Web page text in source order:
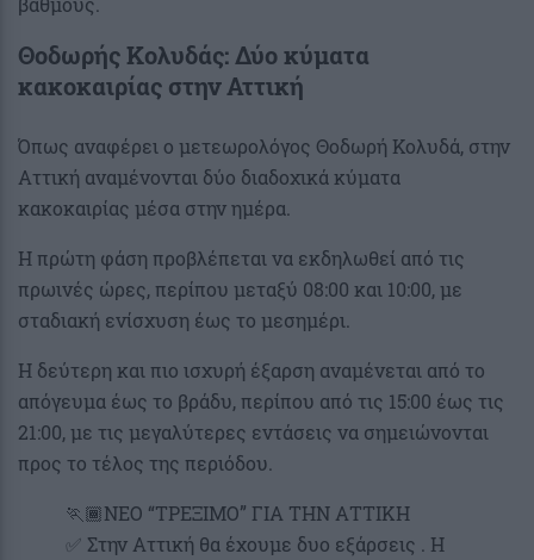
Θοδωρής Κολυδάς: Δύο κύματα
κακοκαιρίας στην Αττική
Όπως αναφέρει ο μετεωρολόγος Θοδωρή Κολυδά, στην
Αττική αναμένονται δύο διαδοχικά κύματα
κακοκαιρίας μέσα στην ημέρα.
Η πρώτη φάση προβλέπεται να εκδηλωθεί από τις
πρωινές ώρες, περίπου μεταξύ 08:00 και 10:00, με
σταδιακή ενίσχυση έως το μεσημέρι.
Η δεύτερη και πιο ισχυρή έξαρση αναμένεται από το
απόγευμα έως το βράδυ, περίπου από τις 15:00 έως τις
21:00, με τις μεγαλύτερες εντάσεις να σημειώνονται
προς το τέλος της περιόδου.
🏃🏾ΝΕΟ “ΤΡΕΞΙΜΟ” ΓΙΑ ΤΗΝ ΑΤΤΙΚΗ
✅ Στην Αττική θα έχουμε δυο εξάρσεις . Η